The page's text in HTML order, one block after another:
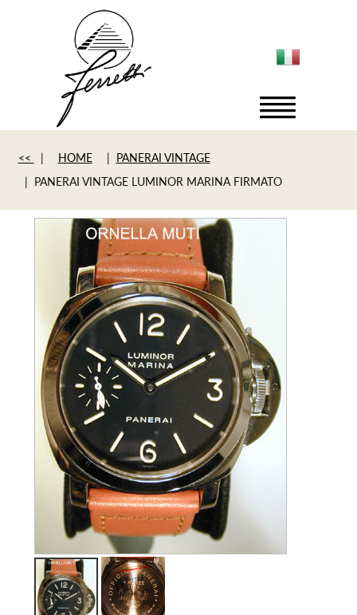
<< | HOME | PANERAI VINTAGE
| PANERAI VINTAGE LUMINOR MARINA FIRMATO